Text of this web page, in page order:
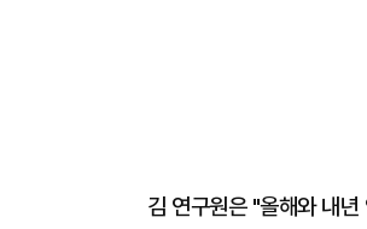
김 연구원은 "올해와 내